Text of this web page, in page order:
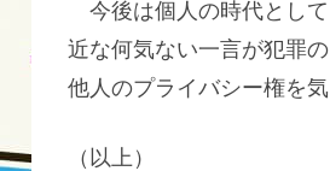
今後は個人の時代とし
近な何気ない一言が犯罪
他人のプライバシー権を
（以上）